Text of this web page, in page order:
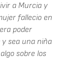
a Murcia y
fallecio en
poder
sea una niña
sobre los